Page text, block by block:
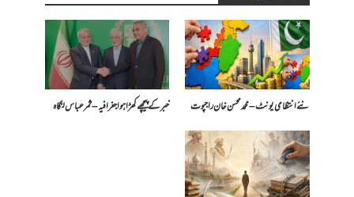
​نئے انتظامی یونٹ – محمد محسن خان راجپوت خبر کے پیچھے کھڑا ہوا جغرافیہ – ثمر عباس لنگاہ